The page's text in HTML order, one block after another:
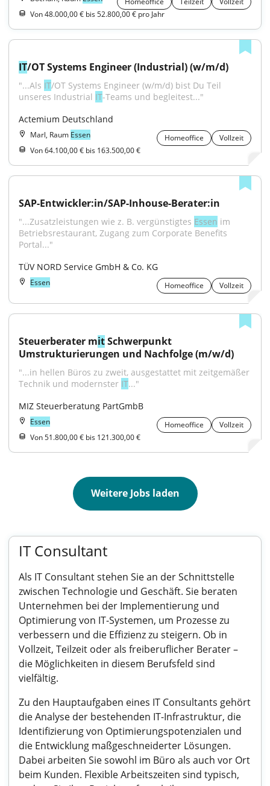
Von 48.000,00 € bis 52.800,00 € pro Jahr
IT/OT Systems Engineer (Industrial) (w/m/d)
"...Als IT/OT Systems Engineer (w/m/d) bist Du Teil
unseres Industrial IT-Teams und begleitest..."
Actemium Deutschland
Marl, Raum Essen Homeoffice
Vollzeit
Von 64.100,00 € bis 163.500,00 €
SAP-Entwickler:in/SAP-Inhouse-Berater:in
"...Zusatzleistungen wie z. B. vergünstigtes Essen im
Betriebsrestaurant, Zugang zum Corporate Benefits
Portal..."
TÜV NORD Service GmbH & Co. KG
Essen Homeoffice Vollzeit
Steuerberater mit Schwerpunkt
Umstrukturierungen und Nachfolge (m/w/d)
"...in hellen Büros zu zweit, ausgestattet mit zeitgemäßer
Technik und modernster IT..."
MIZ Steuerberatung PartGmbB
Essen Homeoffice
Vollzeit
Von 51.800,00 € bis 121.300,00 €
Weitere Jobs laden
IT Consultant
Als IT Consultant stehen Sie an der Schnittstelle
zwischen Technologie und Geschäft. Sie beraten
Unternehmen bei der Implementierung und
Optimierung von IT-Systemen, um Prozesse zu
verbessern und die Effizienz zu steigern. Ob in
Vollzeit, Teilzeit oder als freiberuflicher Berater –
die Möglichkeiten in diesem Berufsfeld sind
vielfältig.
Zu den Hauptaufgaben eines IT Consultants gehört
die Analyse der bestehenden IT-Infrastruktur, die
Identifizierung von Optimierungspotenzialen und
die Entwicklung maßgeschneiderter Lösungen.
Dabei arbeiten Sie sowohl im Büro als auch vor Ort
beim Kunden. Flexible Arbeitszeiten sind typisch,